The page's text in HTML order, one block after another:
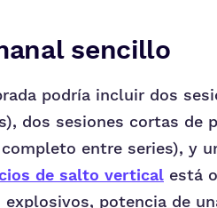
sencillo
podría incluir dos
dos sesiones cortas
entre series), y
de salto vertical está
potencia de